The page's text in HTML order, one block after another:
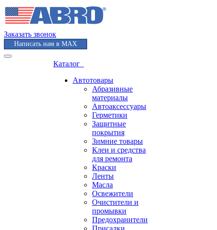
Заказать звонок
Написать нам в MAX
Каталог
Автотовары
Абразивные
материалы
Автоаксессуары
Герметики
Защитные
покрытия
Зимние товары
Клеи и средства
для ремонта
Краски
Ленты
Масла
Освежители
Очистители и
промывки
Предохранители
Присадки